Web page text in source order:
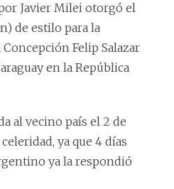
Javier Milei otorgó el
de estilo para la
Felip Salazar
en la República
al vecino país el 2 de
ya que 4 días
ya la respondió